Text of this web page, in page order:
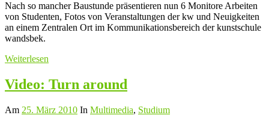
Nach so mancher Baustunde präsentieren nun 6 Monitore Arbeiten
von Studenten, Fotos von Veranstaltungen der kw und Neuigkeiten
an einem Zentralen Ort im Kommunikationsbereich der kunstschule
wandsbek.
Weiterlesen
Video: Turn around
Am 25. März 2010 In Multimedia, Studium